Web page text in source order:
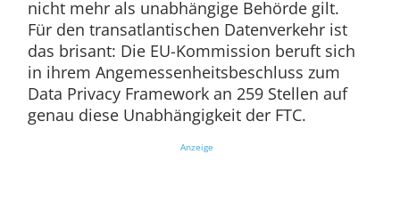
nicht mehr als unabhängige Behörde gilt.
Für den transatlantischen Datenverkehr ist
das brisant: Die EU-Kommission beruft sich
in ihrem Angemessenheitsbeschluss zum
Data Privacy Framework an 259 Stellen auf
genau diese Unabhängigkeit der FTC.
Anzeige